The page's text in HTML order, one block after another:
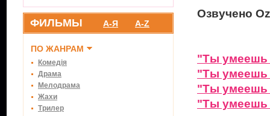
ФИЛЬМЫ A-Z
А-Я
ПО ЖАНРАМ
Комедія
Драма
Мелодрама
Жахи
Трилер
Озвучено
"Ты умеешь
"Ты умеешь
"Ты умеешь
"Ты умеешь